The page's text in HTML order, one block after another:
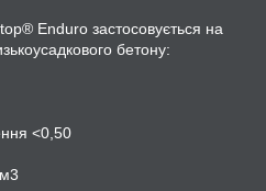
Enduro застосовується на
бетону:
<0,50